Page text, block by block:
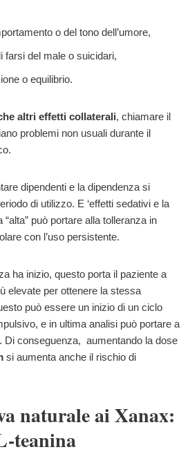
o del tono dell’umore,
farsi del male o suicidari,
o equilibrio.
altri effetti collaterali, chiamare il
problemi non usuali durante il
dipendenti e la dipendenza si
di utilizzo. E ‘effetti sedativi e la
può portare alla tolleranza in
con l’uso persistente.
ha inizio, questo porta il paziente a
elevate per ottenere la stessa
può essere un inizio di un ciclo
e in ultima analisi può portare a
Di conseguenza, aumentando la dose
si aumenta anche il rischio di
naturale ai Xanax:
teanina